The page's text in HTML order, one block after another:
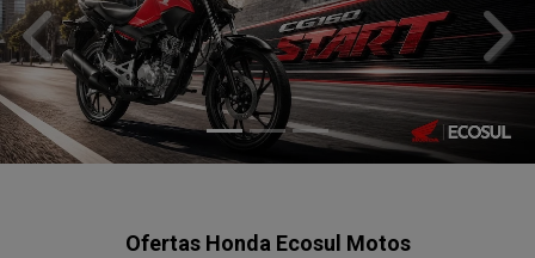
templates.template-
Ofertas Honda Ecosul Motos